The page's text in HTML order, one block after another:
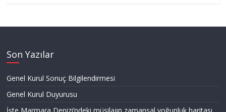
Son Yazılar
Genel Kurul Sonuç Bilgilendirmesi
Genel Kurul Duyurusu